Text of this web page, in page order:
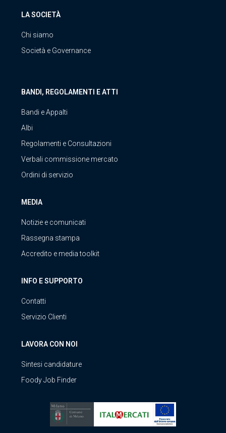
LA SOCIETÀ
Chi siamo
Società e Governance
BANDI, REGOLAMENTI E ATTI
Bandi e Appalti
Albi
Regolamenti e Consultazioni
Verbali commissione mercato
Ordini di servizio
MEDIA
Notizie e comunicati
Rassegna stampa
Accredito e media toolkit
INFO E SUPPORTO
Contatti
Servizio Clienti
LAVORA CON NOI
Sintesi candidature
Foody Job Finder